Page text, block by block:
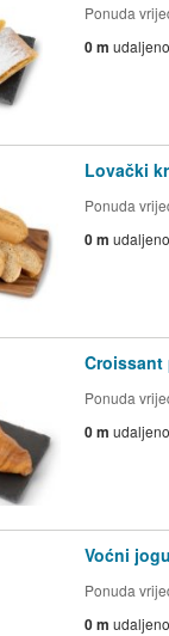
Ponuda
0 m udaljeno
Lovački
Ponuda
0 m udaljeno
Croissant
Ponuda
0 m udaljeno
Voćni
Ponuda
0 m udaljeno